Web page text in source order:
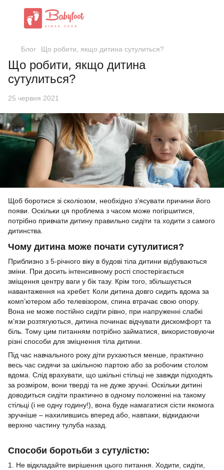
Блог Що робити, якщо дитина сутулиться?
Що робити, якщо дитина
сутулиться?
25 червня 2021
Щоб боротися зі сколіозом, необхідно з'ясувати причини його
появи. Оскільки ця проблема з часом може погіршитися,
потрібно привчати дитину правильно сидіти та ходити з самого
дитинства.
Чому дитина може почати сутулитися?
Приблизно з 5-річного віку в будові тіла дитини відбуваються
зміни. При досить інтенсивному рості спостерігається
зміщення центру ваги у бік тазу. Крім того, збільшується
навантаження на хребет. Коли дитина довго сидить вдома за
комп’ютером або телевізором, спина втрачає свою опору.
Вона не може постійно сидіти рівно, при напруженні слабкі
м’язи розтягуються, дитина починає відчувати дискомфорт та
біль. Тому цим питанням потрібно займатися, використовуючи
різні способи для зміцнення тіла дитини.
Під час навчального року діти рухаються менше, практично
весь час сидячи за шкільною партою або за робочим столом
вдома. Слід врахувати, що шкільні стільці не завжди підходять
за розміром, вони тверді та не дуже зручні. Оскільки дитині
доводиться сидіти практично в одному положенні на такому
стільці (і не одну годину!), вона буде намагатися сісти якомога
зручніше – нахилившись вперед або, навпаки, відкидаючи
верхню частину тулуба назад.
Способи боротьби з сутулістю:
1. Не відкладайте вирішення цього питання. Ходити, сидіти,